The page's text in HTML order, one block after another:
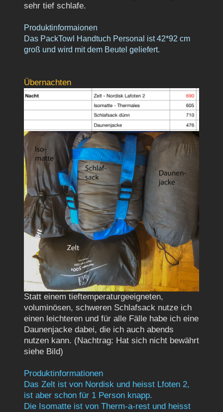
sehr tief schlafe.
Produktinformaionen
Das PackTowl Handtuch Personal ist 42*92 cm
groß und wird mit dem Beutel geliefert.
Übernachten
Statt einem tieftemperaturgeeigneten,
voluminösen, schweren Schlafsack nutze ich
einen leichteren und für alle Fälle habe ich eine
Daunenjacke dabei, die ich auch abends
nutzen kann. (Nachtrag: Hat sich nicht bewährt
siehe Bild)
Produktinformationen
Das Zelt ist von Nordisk und heisst Lfoten 2,
ist aber schon für 1 Person knapp.
Die Isomatte ist von Therm-a-rest und heisst